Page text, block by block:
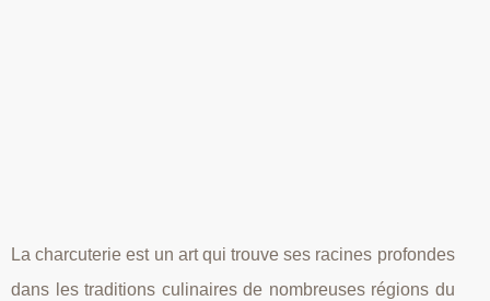
La charcuterie est un art qui trouve ses racines profondes
dans les traditions culinaires de nombreuses régions du